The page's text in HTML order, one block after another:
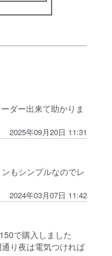
ダー出来て助かりま
2025年09月20日 11:31
もシンプルなのでレ
2024年03月07日 11:42
で購入しました
り夜は電気つければ